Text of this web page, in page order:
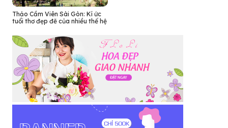
Thảo Cầm Viên Sài Gòn: Kí ức
tuổi thơ đẹp đẽ của nhiều thế hệ